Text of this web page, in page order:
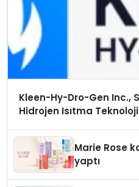
Kleen-Hy-Dro-Gen Inc.,
Hidrojen Isıtma
Marie Rose
yaptı